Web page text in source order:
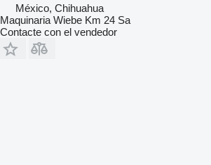
México, Chihuahua
Maquinaria Wiebe Km 24 Sa
Contacte con el vendedor